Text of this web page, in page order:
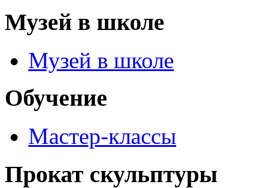
Музей в школе
Музей в школе
Обучение
Мастер-классы
Прокат скульптуры